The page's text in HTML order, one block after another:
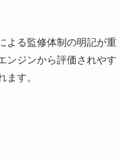
よる監修体制の明記が重
ンジンから評価されやす
す。